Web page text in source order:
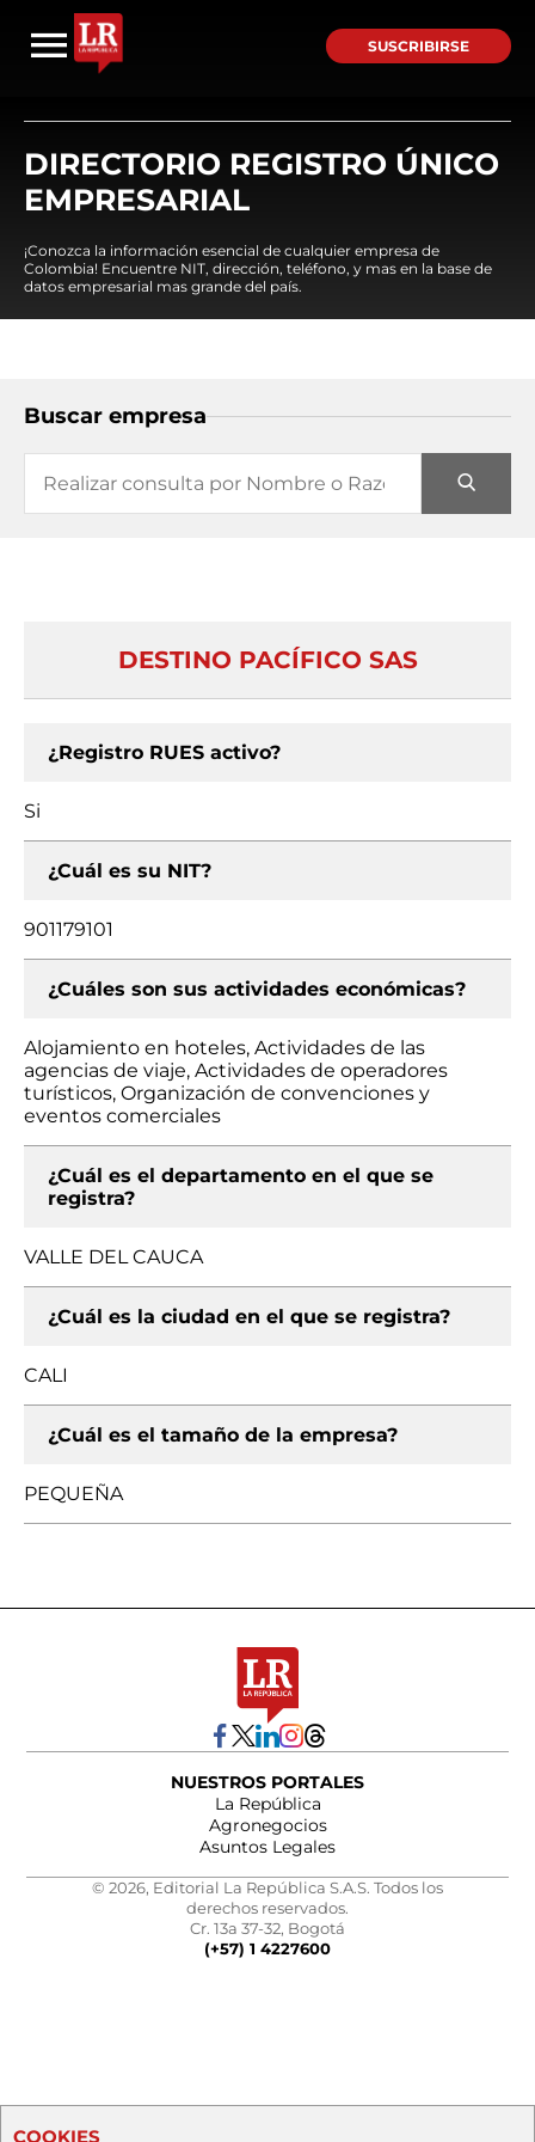
SUSCRIBIRSE
DIRECTORIO REGISTRO ÚNICO
EMPRESARIAL
¡Conozca la información esencial de cualquier empresa de
Colombia! Encuentre NIT, dirección, teléfono, y mas en la base de
datos empresarial mas grande del país.
Buscar empresa
DESTINO PACÍFICO SAS
¿Registro RUES activo?
Si
¿Cuál es su NIT?
901179101
¿Cuáles son sus actividades económicas?
Alojamiento en hoteles, Actividades de las
agencias de viaje, Actividades de operadores
turísticos, Organización de convenciones y
eventos comerciales
¿Cuál es el departamento en el que se
registra?
VALLE DEL CAUCA
¿Cuál es la ciudad en el que se registra?
CALI
¿Cuál es el tamaño de la empresa?
PEQUEÑA
NUESTROS PORTALES
La República
Agronegocios
Asuntos Legales
© 2026, Editorial La República S.A.S. Todos los
derechos reservados.
Cr. 13a 37-32, Bogotá
(+57) 1 4227600
COOKIES